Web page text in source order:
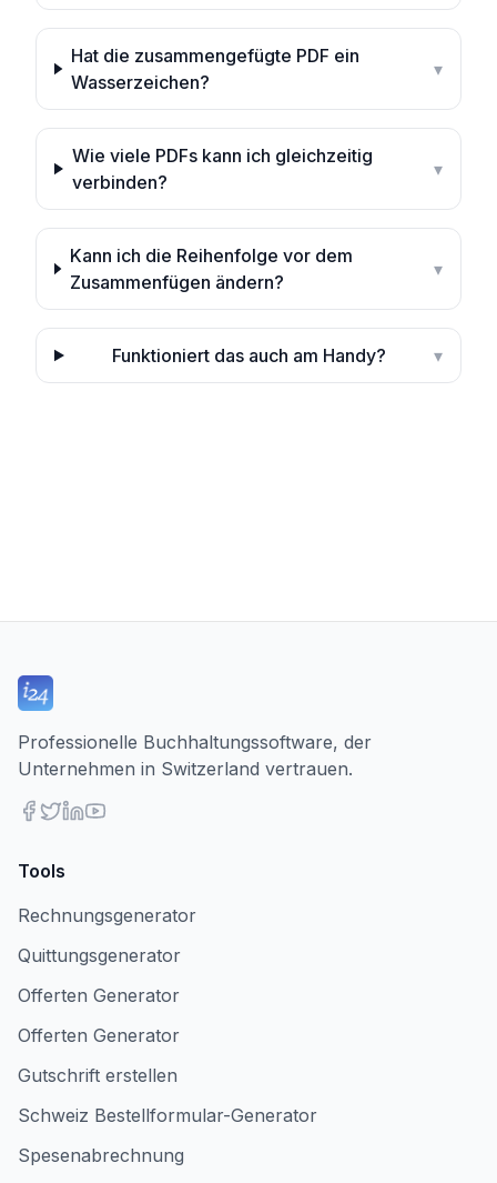
Hat die zusammengefügte PDF ein
Wasserzeichen?
▾
Wie viele PDFs kann ich gleichzeitig
verbinden?
▾
Kann ich die Reihenfolge vor dem
Zusammenfügen ändern?
▾
Funktioniert das auch am Handy? ▾
Professionelle Buchhaltungssoftware, der
Unternehmen in Switzerland vertrauen.
Tools
Rechnungsgenerator
Quittungsgenerator
Offerten Generator
Offerten Generator
Gutschrift erstellen
Schweiz Bestellformular-Generator
Spesenabrechnung